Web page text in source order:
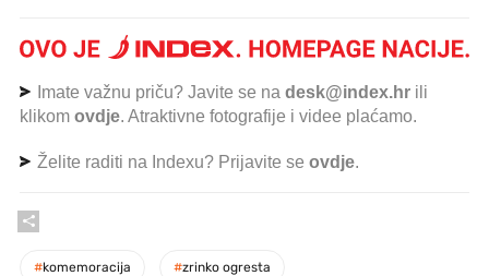
Imate važnu priču? Javite se na desk@index.hr ili
klikom ovdje. Atraktivne fotografije i videe plaćamo.
Želite raditi na Indexu? Prijavite se ovdje.
#komemoracija #zrinko ogresta